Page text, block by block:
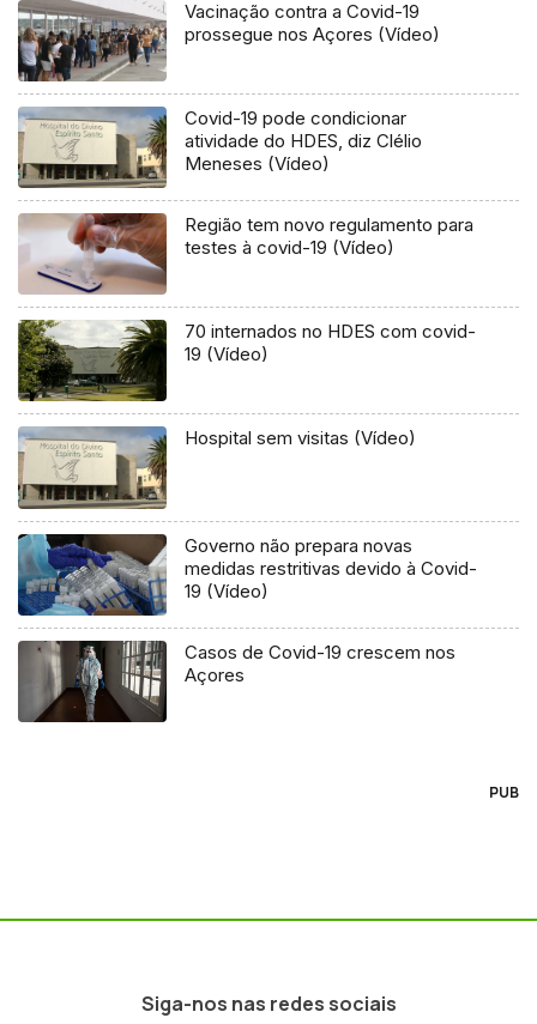
Vacinação contra a Covid-19
prossegue nos Açores (Vídeo)
Covid-19 pode condicionar
atividade do HDES, diz Clélio
Meneses (Vídeo)
Região tem novo regulamento para
testes à covid-19 (Vídeo)
70 internados no HDES com covid-
19 (Vídeo)
Hospital sem visitas (Vídeo)
Governo não prepara novas
medidas restritivas devido à Covid-
19 (Vídeo)
Casos de Covid-19 crescem nos
Açores
PUB
Siga-nos nas redes sociais